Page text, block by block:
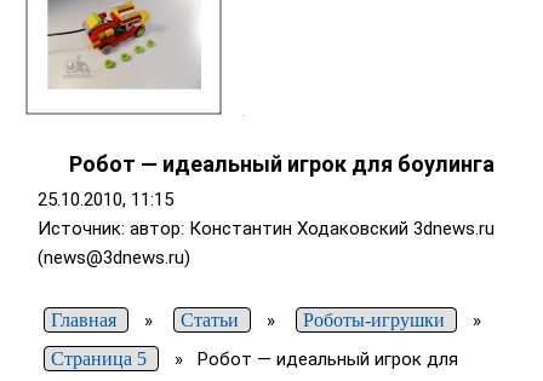
Робот — идеальный игрок для боулинга
25.10.2010, 11:15
Источник: автор: Константин Ходаковский 3dnews.ru
(news@3dnews.ru)
Главная » Статьи » Роботы-игрушки »
Страница 5 » Робот — идеальный игрок для